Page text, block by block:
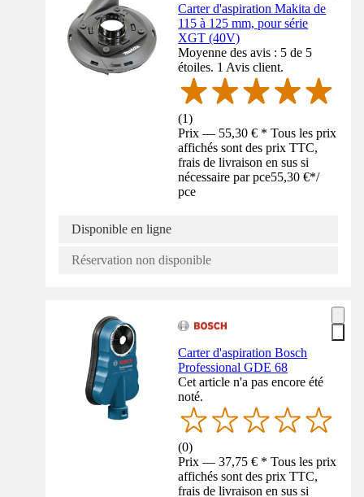
Carter d'aspiration Makita de
115 à 125 mm, pour série
XGT (40V)
Moyenne des avis : 5 de 5
étoiles. 1 Avis client.
(1)
Prix — 55,30 € * Tous les prix
affichés sont des prix TTC,
frais de livraison en sus si
nécessaire par pce55,30 €*/
pce
Disponible en ligne
Réservation non disponible
Carter d'aspiration Bosch
Professional GDE 68
Cet article n'a pas encore été
noté.
(0)
Prix — 37,75 € * Tous les prix
affichés sont des prix TTC,
frais de livraison en sus si